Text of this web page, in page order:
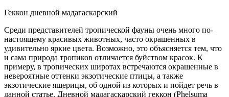
Геккон дневной мадагаскарский
Среди представителей тропической фауны очень много по-
настоящему красивых животных, часто окрашенных в
удивительно яркие цвета. Возможно, это объясняется тем, что
и сама природа тропиков отличается буйством красок. К
примеру, в тропических широтах встречаются окрашенные в
невероятные оттенки экзотические птицы, а также
экзотические ящерицы, об одной из которых и пойдет речь в
данной статье. Дневной мадагаскарский геккон (Phelsuma